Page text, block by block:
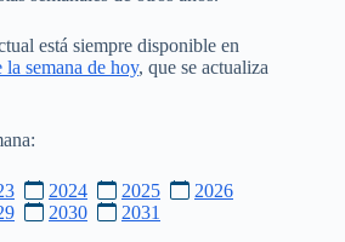
está siempre disponible en
semana de hoy, que se actualiza
2024 2025
2026
2030 2031